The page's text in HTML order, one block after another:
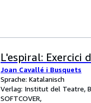
L'espiral: Exercici
Joan Cavallé i Busquets
Sprache: Katalanisch
Verlag: Institut del Teatre,
SOFTCOVER